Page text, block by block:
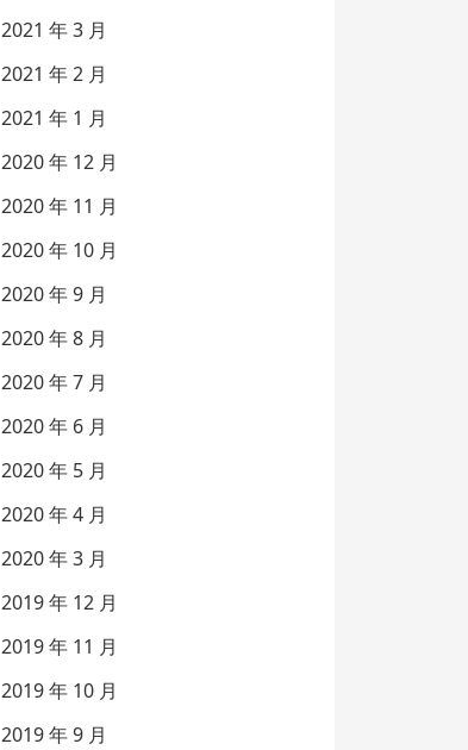
2021 年 3 月
2021 年 2 月
2021 年 1 月
2020 年 12 月
2020 年 11 月
2020 年 10 月
2020 年 9 月
2020 年 8 月
2020 年 7 月
2020 年 6 月
2020 年 5 月
2020 年 4 月
2020 年 3 月
2019 年 12 月
2019 年 11 月
2019 年 10 月
2019 年 9 月